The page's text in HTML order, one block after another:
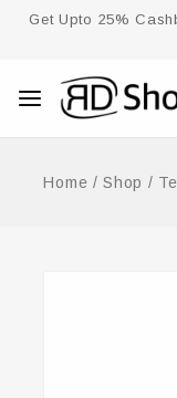
Get Upto 25%
Home / Shop /